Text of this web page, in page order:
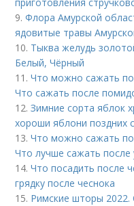
приготовления
9.Флора Амурской
ядовитые травы
10. Тыква желудь
Белый, Чёрный
11.Что можно сажать
Что сажать после
12.Зимние сорта яблок
хороши яблони поздних
13.Что можно сажать
Что лучше сажать
14.Что посадить после
грядку после чеснока
15. Римские шторы 2022.